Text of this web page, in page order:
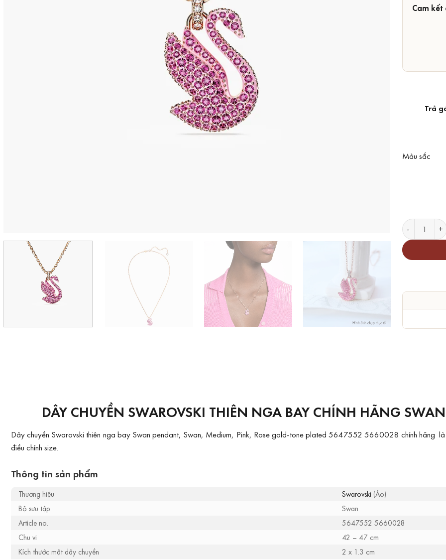
Cam kết
Trả
Màu sắc
Dây Chuyền
DÂY CHUYỀN SWAROVSKI THIÊN NGA BAY CHÍNH HÃNG
Dây chuyền Swarovski thiên nga bay Swan pendant, Swan, Medium, Pink, Rose gold-tone plated 5647552 5660028 chính hãng
điều chỉnh size.
Thông tin sản phẩm
Thương hiệu Swarovski (Áo)
Bộ sưu tập
Swan
Article no.
5647552 5660028
Chu vi
42 – 47 cm
Kích thước mặt dây chuyền
2 x 1.3 cm